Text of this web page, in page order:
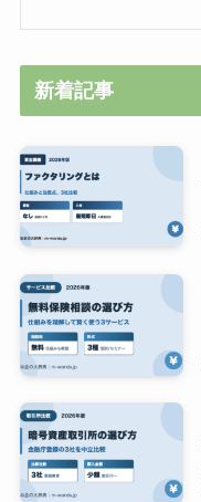
新着記事